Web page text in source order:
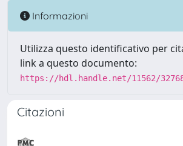
Informazioni
Utilizza questo identificativo per
link a questo documento:
https://hdl.handle.net/11562/
Citazioni